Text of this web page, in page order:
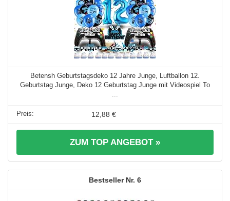
Betensh Geburtstagsdeko 12 Jahre Junge, Luftballon 12.
Geburtstag Junge, Deko 12 Geburtstag Junge mit Videospiel To
...
12,88 €
ZUM TOP ANGEBOT »
6